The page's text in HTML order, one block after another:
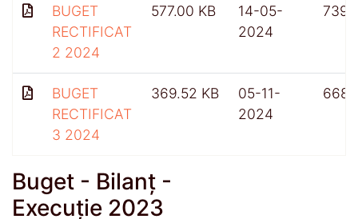
BUGET
RECTIFICAT
2 2024
577.00 KB
14-05-
2024
739
BUGET
RECTIFICAT
3 2024
369.52 KB
05-11-
2024
668
Buget - Bilanț -
Execuție 2023